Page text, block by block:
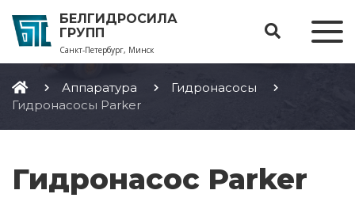
БЕЛГИДРОСИЛА
ГРУПП
Санкт-Петербург, Минск
Аппаратура
Гидронасосы
Гидронасосы Parker
Гидронасос Parker